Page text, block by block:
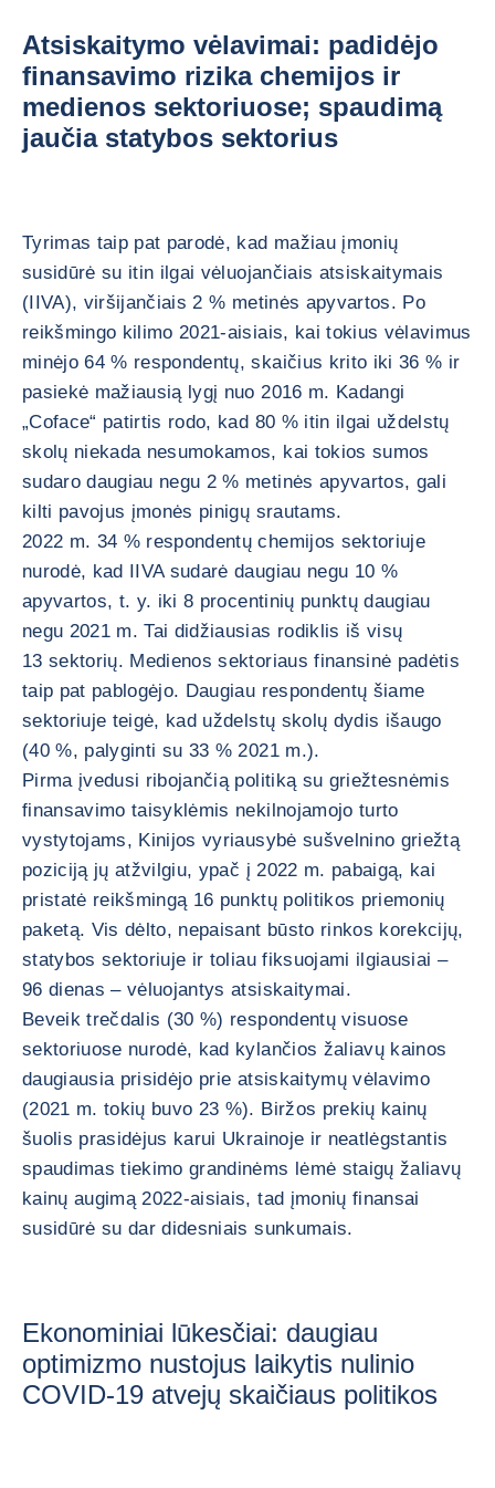
Atsiskaitymo vėlavimai: padidėjo
finansavimo rizika chemijos ir
medienos sektoriuose; spaudimą
jaučia statybos sektorius
Tyrimas taip pat parodė, kad mažiau įmonių
susidūrė su itin ilgai vėluojančiais atsiskaitymais
(IIVA), viršijančiais 2 % metinės apyvartos. Po
reikšmingo kilimo 2021-aisiais, kai tokius vėlavimus
minėjo 64 % respondentų, skaičius krito iki 36 % ir
pasiekė mažiausią lygį nuo 2016 m. Kadangi
„Coface“ patirtis rodo, kad 80 % itin ilgai uždelstų
skolų niekada nesumokamos, kai tokios sumos
sudaro daugiau negu 2 % metinės apyvartos, gali
kilti pavojus įmonės pinigų srautams.
2022 m. 34 % respondentų chemijos sektoriuje
nurodė, kad IIVA sudarė daugiau negu 10 %
apyvartos, t. y. iki 8 procentinių punktų daugiau
negu 2021 m. Tai didžiausias rodiklis iš visų
13 sektorių. Medienos sektoriaus finansinė padėtis
taip pat pablogėjo. Daugiau respondentų šiame
sektoriuje teigė, kad uždelstų skolų dydis išaugo
(40 %, palyginti su 33 % 2021 m.).
Pirma įvedusi ribojančią politiką su griežtesnėmis
finansavimo taisyklėmis nekilnojamojo turto
vystytojams, Kinijos vyriausybė sušvelnino griežtą
poziciją jų atžvilgiu, ypač į 2022 m. pabaigą, kai
pristatė reikšmingą 16 punktų politikos priemonių
paketą. Vis dėlto, nepaisant būsto rinkos korekcijų,
statybos sektoriuje ir toliau fiksuojami ilgiausiai –
96 dienas – vėluojantys atsiskaitymai.
Beveik trečdalis (30 %) respondentų visuose
sektoriuose nurodė, kad kylančios žaliavų kainos
daugiausia prisidėjo prie atsiskaitymų vėlavimo
(2021 m. tokių buvo 23 %). Biržos prekių kainų
šuolis prasidėjus karui Ukrainoje ir neatlėgstantis
spaudimas tiekimo grandinėms lėmė staigų žaliavų
kainų augimą 2022-aisiais, tad įmonių finansai
susidūrė su dar didesniais sunkumais.
Ekonominiai lūkesčiai: daugiau
optimizmo nustojus laikytis nulinio
COVID-19 atvejų skaičiaus politikos